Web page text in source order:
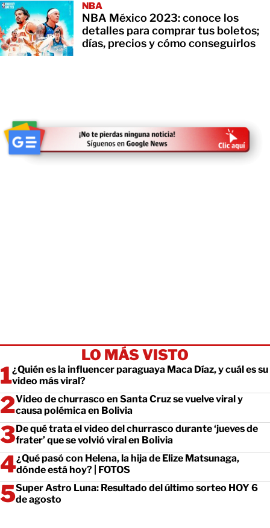
NBA
NBA México 2023: conoce los
detalles para comprar tus boletos;
días, precios y cómo conseguirlos
LO MÁS VISTO
¿Quién es la influencer paraguaya Maca Díaz, y cuál es su
video más viral?
Video de churrasco en Santa Cruz se vuelve viral y
causa polémica en Bolivia
De qué trata el video del churrasco durante ‘jueves de
frater’ que se volvió viral en Bolivia
¿Qué pasó con Helena, la hija de Elize Matsunaga,
dónde está hoy? | FOTOS
Super Astro Luna: Resultado del último sorteo HOY 6
de agosto